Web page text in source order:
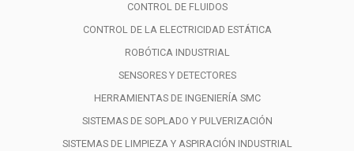
CONTROL DE FLUIDOS
CONTROL DE LA ELECTRICIDAD ESTÁTICA
ROBÓTICA INDUSTRIAL
SENSORES Y DETECTORES
HERRAMIENTAS DE INGENIERÍA SMC
SISTEMAS DE SOPLADO Y PULVERIZACIÓN
SISTEMAS DE LIMPIEZA Y ASPIRACIÓN INDUSTRIAL